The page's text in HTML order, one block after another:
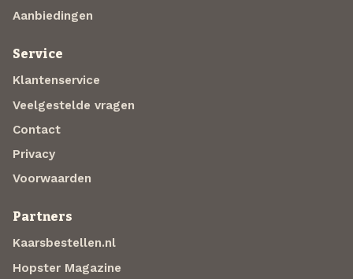
Aanbiedingen
Service
Klantenservice
Veelgestelde vragen
Contact
Privacy
Voorwaarden
Partners
Kaarsbestellen.nl
Hopster Magazine